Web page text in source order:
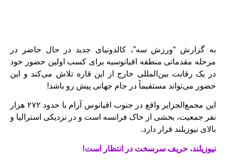
به گزارش “ورزش سه”، کالدونیای جدید در حال حاضر در
مرحله مقدماتی منطقه اقیانوسیه برای کسب اولین حضور خود
در یک رقابت بین‌المللی خارج از این قاره تلاش می‌کند و این
حضور می‌تواند مستقیماً در جام جهانی پیش رو باشد!
این مجمع‌الجزایر واقع در جنوب اقیانوس آرام با حدود ۲۷۲ هزار
نفر جمعیت، بخشی از خاک فرانسه است و در نزدیکی استرالیا و
بالای نیوزیلند قرار دارد.
نیوزیلند، حریف سرسخت در انتظار است!